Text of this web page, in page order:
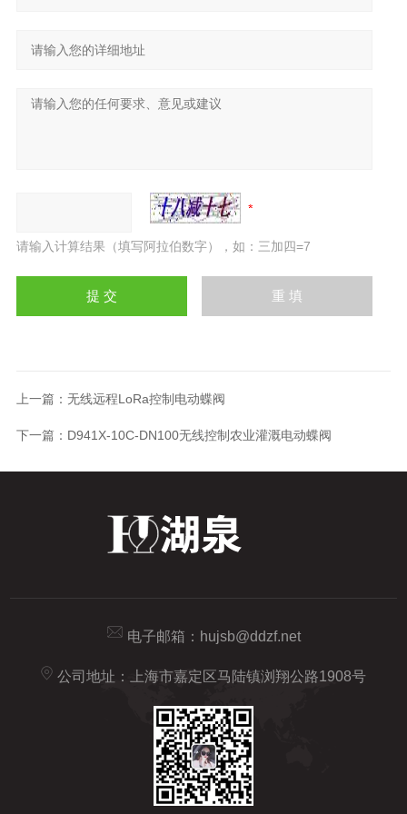
请输入计算结果（填写阿拉伯数字），如：三加四=7
上一篇： 无线远程LoRa控制电动蝶阀
下一篇： D941X-10C-DN100无线控制农业灌溉电动蝶阀
电子邮箱： hujsb@ddzf.net
公司地址：上海市嘉定区马陆镇浏翔公路1908号